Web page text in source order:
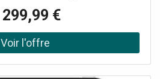
Pour 100% De Qualité.
299,99 €